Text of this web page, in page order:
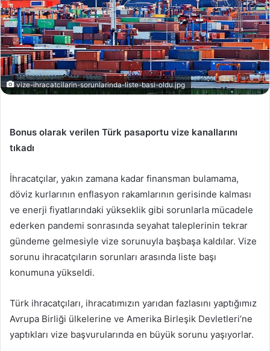
vize-ihracatcilarin-sorunlarinda-liste-basi-oldu.jpg
Bonus olarak verilen Türk pasaportu vize kanallarını
tıkadı
İhracatçılar, yakın zamana kadar finansman bulamama,
döviz kurlarının enflasyon rakamlarının gerisinde kalması
ve enerji fiyatlarındaki yükseklik gibi sorunlarla mücadele
ederken pandemi sonrasında seyahat taleplerinin tekrar
gündeme gelmesiyle vize sorunuyla başbaşa kaldılar. Vize
sorunu ihracatçıların sorunları arasında liste başı
konumuna yükseldi.
Türk ihracatçıları, ihracatımızın yarıdan fazlasını yaptığımız
Avrupa Birliği ülkelerine ve Amerika Birleşik Devletleri’ne
yaptıkları vize başvurularında en büyük sorunu yaşıyorlar.